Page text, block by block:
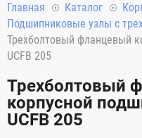
Главная Каталог
Подшипниковые узлы с
Трехболтовый фланцевый
UCFB 205
Трехболтовый
корпусной
UCFB 205